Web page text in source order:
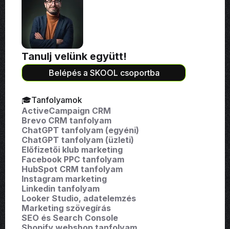
Tanulj velünk együtt!
Belépés a SKOOL csoportba
🎓Tanfolyamok
ActiveCampaign CRM
Brevo CRM tanfolyam
ChatGPT tanfolyam (egyéni)
ChatGPT tanfolyam (üzleti)
Előfizetői klub marketing
Facebook PPC tanfolyam
HubSpot CRM tanfolyam
Instagram marketing
Linkedin tanfolyam
Looker Studio, adatelemzés
Marketing szövegírás
SEO és Search Console